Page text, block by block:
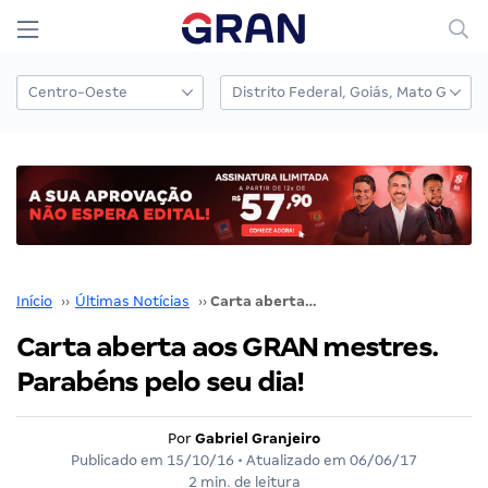
Início ›› Últimas Notícias ›› Carta aberta aos GRAN mestres. Parabéns pelo seu dia!
Carta aberta aos GRAN mestres.
Parabéns pelo seu dia!
Por Gabriel Granjeiro
Publicado em 15/10/16 • Atualizado em 06/06/17
2 min. de leitura